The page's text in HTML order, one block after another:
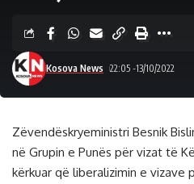
Kosova News 22:05 -13/10/2022
Zëvendëskryeministri Besnik
në Grupin e Punës për vizat të
kërkuar që liberalizimin e vizave